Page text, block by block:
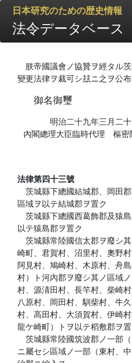
日本研究のための歴史情報
法令データベース
朕帝國議會ノ協贊ヲ經タル
變更法律ヲ裁可シ玆ニ之ヲ公
御名御璽
明治二十九年三月二
內閣總理大臣臨時代理 樞
法律第四十三號
茨城縣下總國結城郡、岡田
區域ヲ以テ結城郡ヲ置ク
茨城縣下總國西葛飾郡及猿
以テ猿島郡ヲ置ク
茨城縣常陸國信太郡ヲ廢シ
崎町、君賀村、沼里村、奧野村
阿見村、鳩崎村、木原村、舟
村）ト河內郡ヲ廢シ其ノ區域
村、源淸田村、長竿村、柴崎村
八原村、岡田村、馴柴村、牛
村、高田村、大須賀村、伊崎村
龍ケ崎町）トヲ以テ稻敷郡ヲ
茨城縣常陸國筑波郡ノ一部
ニ屬セシ區域ノ一部（東村、